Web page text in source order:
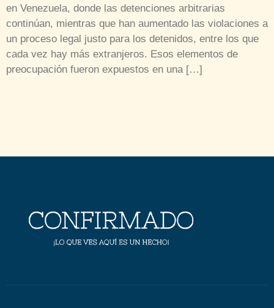
en Venezuela, donde las detenciones arbitrarias
continúan, mientras que han aumentado las violaciones a
un proceso legal justo para los detenidos, entre los que
cada vez hay más extranjeros. Esos elementos de
preocupación fueron expuestos en una […]